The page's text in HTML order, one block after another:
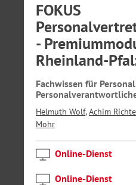
FOKUS
-
Rheinland-
Fachwissen für
Helmuth Wolf,Achim
Mohr
Online-Dienst
Online-Dienst